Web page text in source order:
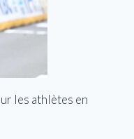
les athlètes en